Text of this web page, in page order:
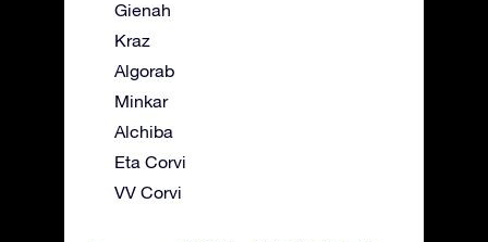
Gienah
Kraz
Algorab
Minkar
Alchiba
Eta Corvi
VV Corvi